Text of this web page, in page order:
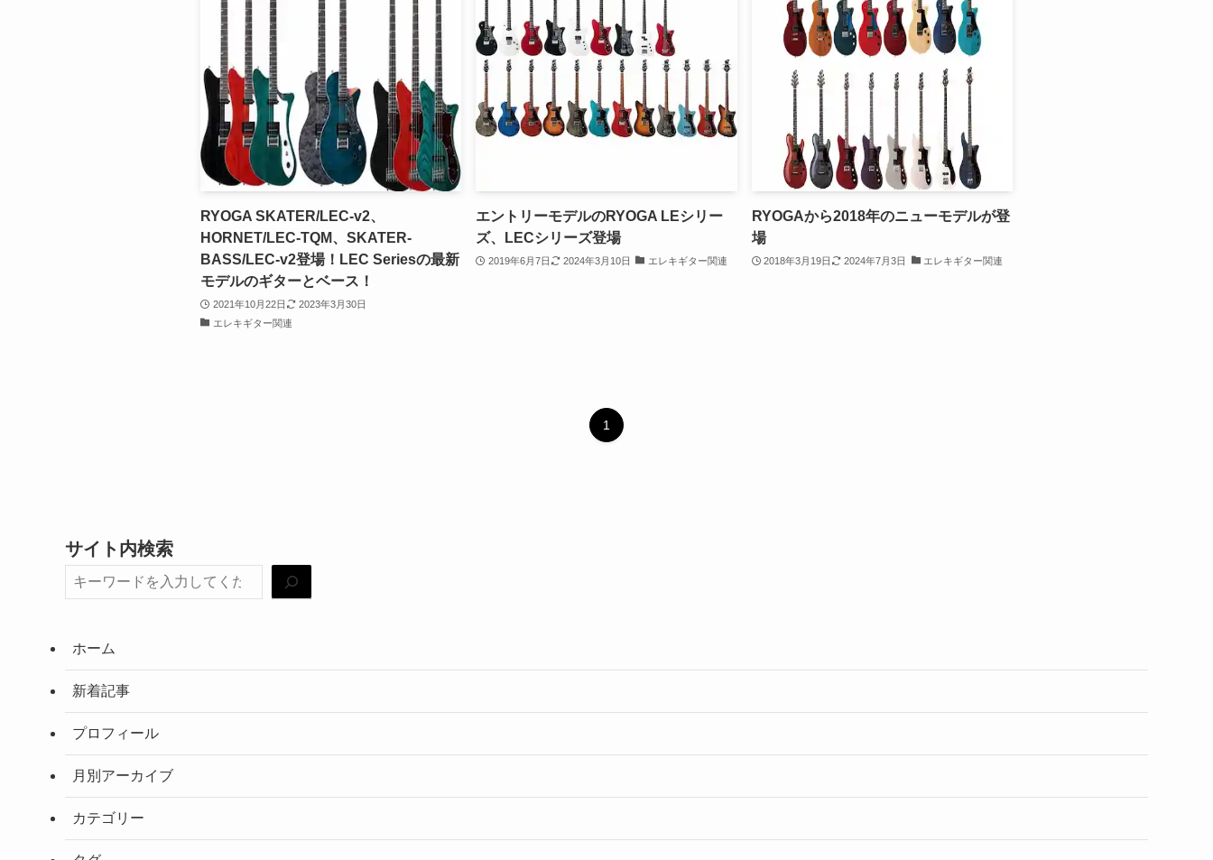
RYOGA SKATER/LEC-v2、
HORNET/LEC-TQM、SKATER-
BASS/LEC-v2登場！LEC Seriesの最新
モデルのギターとベース！
2021年10月22日
2023年3月30日
エレキギター関連
エントリーモデルのRYOGA LEシリー
ズ、LECシリーズ登場
2019年6月7日 2024年3月10日 エレキギター関連
RYOGAから2018年のニューモデルが登
場
2018年3月19日 2024年7月3日 エレキギター関連
1
サイト内検索
ホーム
新着記事
プロフィール
月別アーカイブ
カテゴリー